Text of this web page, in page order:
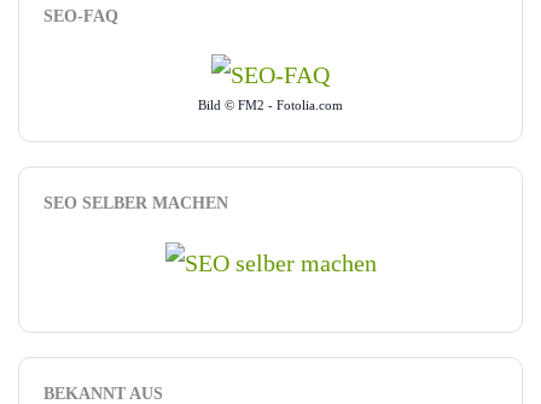
SEO-FAQ
Bild © FM2 - Fotolia.com
SEO SELBER MACHEN
BEKANNT AUS